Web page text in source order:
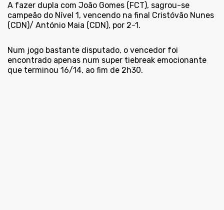
A fazer dupla com João Gomes (FCT), sagrou-se
campeão do Nível 1, vencendo na final Cristóvão Nunes
(CDN)/ António Maia (CDN), por 2-1.
Num jogo bastante disputado, o vencedor foi
encontrado apenas num super tiebreak emocionante
que terminou 16/14, ao fim de 2h30.